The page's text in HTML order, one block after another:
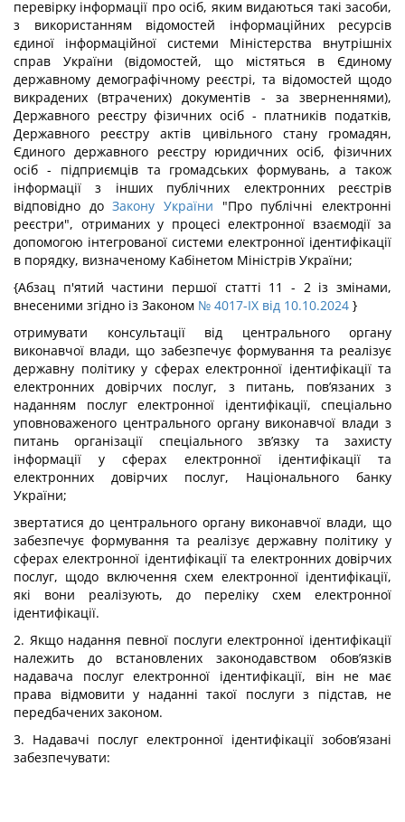
перевірку інформації про осіб, яким видаються такі засоби,
з використанням відомостей інформаційних ресурсів
єдиної інформаційної системи Міністерства внутрішніх
справ України (відомостей, що містяться в Єдиному
державному демографічному реєстрі, та відомостей щодо
викрадених (втрачених) документів - за зверненнями),
Державного реєстру фізичних осіб - платників податків,
Державного реєстру актів цивільного стану громадян,
Єдиного державного реєстру юридичних осіб, фізичних
осіб - підприємців та громадських формувань, а також
інформації з інших публічних електронних реєстрів
відповідно доЗакону України "Про публічні електронні
реєстри", отриманих у процесі електронної взаємодії за
допомогою інтегрованої системи електронної ідентифікації
в порядку, визначеному Кабінетом Міністрів України;
{Абзац п'ятий частини першої статті 11 - 2 із змінами,
внесеними згідно із Законом № 4017-IX від 10.10.2024 }
отримувати консультації від центрального органу
виконавчої влади, що забезпечує формування та реалізує
державну політику у сферах електронної ідентифікації та
електронних довірчих послуг, з питань, пов’язаних з
наданням послуг електронної ідентифікації, спеціально
уповноваженого центрального органу виконавчої влади з
питань організації спеціального зв’язку та захисту
інформації у сферах електронної ідентифікації та
електронних довірчих послуг, Національного банку
України;
звертатися до центрального органу виконавчої влади, що
забезпечує формування та реалізує державну політику у
сферах електронної ідентифікації та електронних довірчих
послуг, щодо включення схем електронної ідентифікації,
які вони реалізують, до переліку схем електронної
ідентифікації.
2. Якщо надання певної послуги електронної ідентифікації
належить до встановлених законодавством обов’язків
надавача послуг електронної ідентифікації, він не має
права відмовити у наданні такої послуги з підстав, не
передбачених законом.
3. Надавачі послуг електронної ідентифікації зобов’язані
забезпечувати: